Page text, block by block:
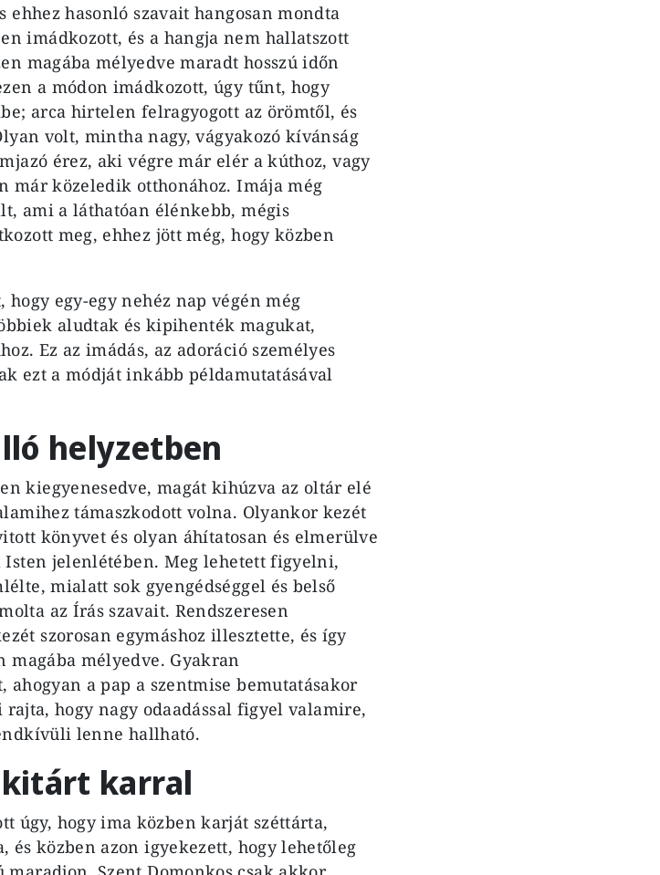
ehhez hasonló szavait hangosan mondta
imádkozott, és a hangja nem hallatszott
magába mélyedve maradt hosszú időn
a módon imádkozott, úgy tűnt, hogy
arca hirtelen felragyogott az örömtől, és
volt, mintha nagy, vágyakozó kívánság
érez, aki végre már elér a kúthoz, vagy
már közeledik otthonához. Imája még
ami a láthatóan élénkebb, mégis
meg, ehhez jött még, hogy közben
egy-egy nehéz nap végén még
aludtak és kipihenték magukat,
Ez az imádás, az adoráció személyes
ezt a módját inkább példamutatásával
helyzetben
kiegyenesedve, magát kihúzva az oltár elé
támaszkodott volna. Olyankor kezét
könyvet és olyan áhítatosan és elmerülve
jelenlétében. Meg lehetett figyelni,
mialatt sok gyengédséggel és belső
az Írás szavait. Rendszeresen
szorosan egymáshoz illesztette, és így
magába mélyedve. Gyakran
a pap a szentmise bemutatásakor
hogy nagy odaadással figyel valamire,
lenne hallható.
kitárt karral
úgy, hogy ima közben karját széttárta,
közben azon igyekezett, hogy lehetőleg